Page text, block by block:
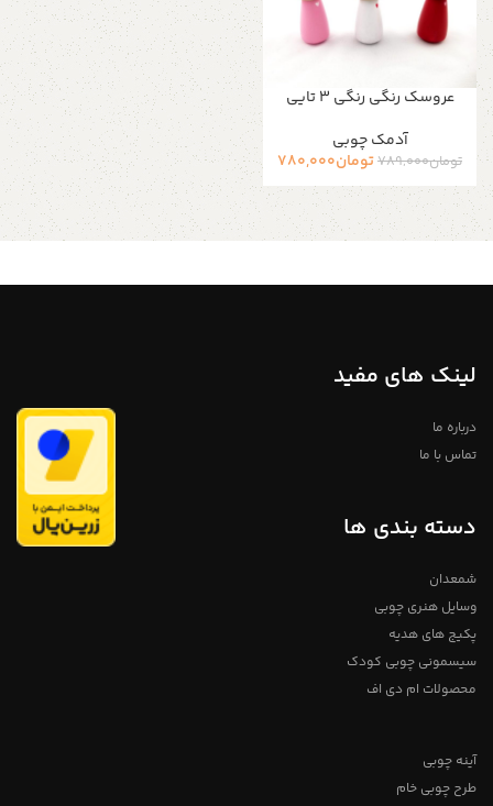
عروسک رنگی رنگی ۳ تایی
آدمک چوبی
تومان789,000تومان780,000
لینک های مفید
درباره ما
تماس با ما
دسته بندی ها
شمعدان
وسایل هنری چوبی
پکیج های هدیه
سیسمونی چوبی کودک
محصولات ام دی اف
آینه چوبی
طرح چوبی خام